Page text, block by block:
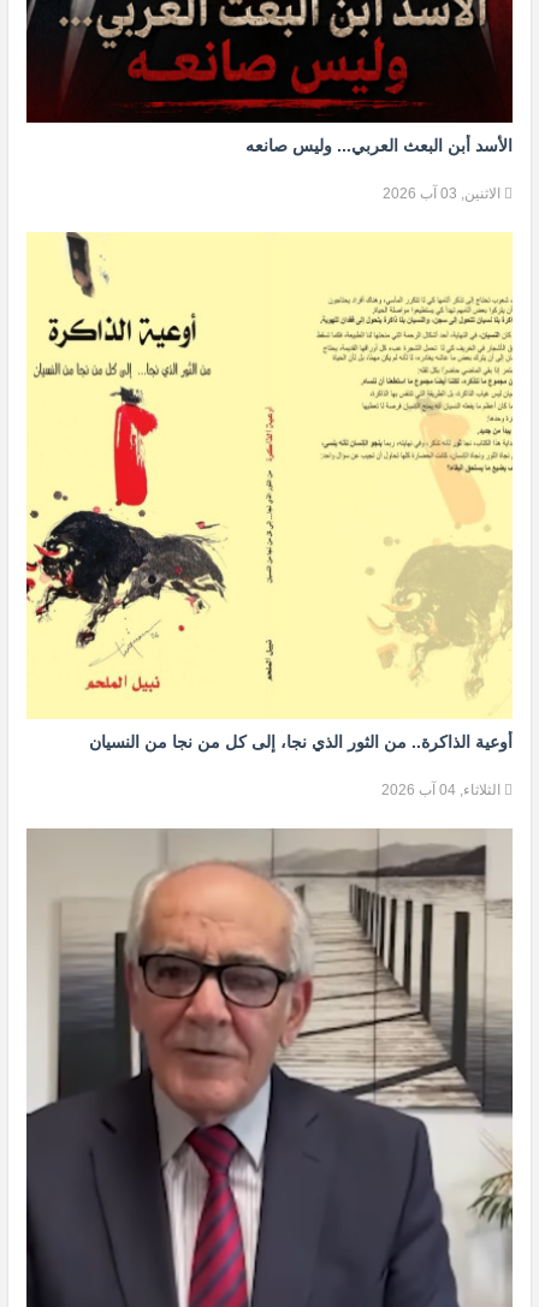
الأسد أبن البعث العربي... وليس صانعه
الاثنين, 03 آب 2026
أوعية الذاكرة.. من الثور الذي نجا، إلى كل من نجا من النسيان
الثلاثاء, 04 آب 2026